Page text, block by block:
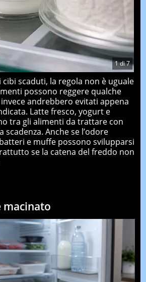
1di7
scaduti, la regola non è uguale
possono reggere qualche
andrebbero evitati appena
Latte fresco, yogurt e
tra gli alimenti da trattare con
scadenza. Anche se l’odore
e muffe possono svilupparsi
se la catena del freddo non
macinato